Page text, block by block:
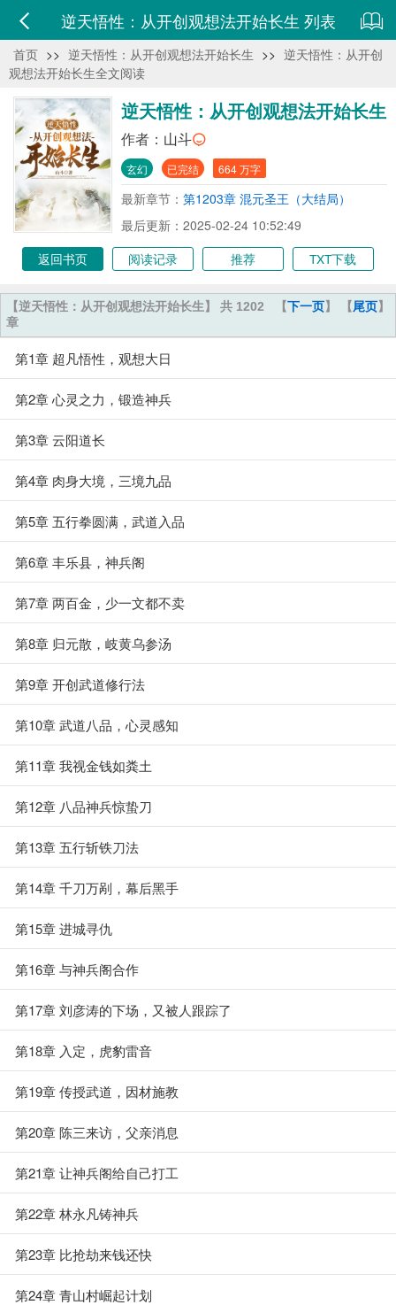
逆天悟性：从开创观想法开始长生 列表
首页 >> 逆天悟性：从开创观想法开始长生 >> 逆天悟性：从开创
观想法开始长生全文阅读
逆天悟性：从开创观想法开始长生
作者： 山斗
玄幻 已完结 664 万字
最新章节： 第1203章 混元圣王（大结局）
最后更新：2025-02-24 10:52:49
返回书页
阅读记录 推荐 TXT下载
【下一页】 【尾页】
【逆天悟性：从开创观想法开始长生】 共 1202
章
第1章 超凡悟性，观想大日
第2章 心灵之力，锻造神兵
第3章 云阳道长
第4章 肉身大境，三境九品
第5章 五行拳圆满，武道入品
第6章 丰乐县，神兵阁
第7章 两百金，少一文都不卖
第8章 归元散，岐黄乌参汤
第9章 开创武道修行法
第10章 武道八品，心灵感知
第11章 我视金钱如粪土
第12章 八品神兵惊蛰刀
第13章 五行斩铁刀法
第14章 千刀万剐，幕后黑手
第15章 进城寻仇
第16章 与神兵阁合作
第17章 刘彦涛的下场，又被人跟踪了
第18章 入定，虎豹雷音
第19章 传授武道，因材施教
第20章 陈三来访，父亲消息
第21章 让神兵阁给自己打工
第22章 林永凡铸神兵
第23章 比抢劫来钱还快
第24章 青山村崛起计划